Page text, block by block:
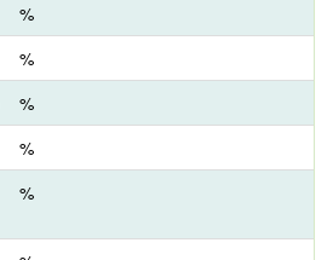
%
%
%
%
%